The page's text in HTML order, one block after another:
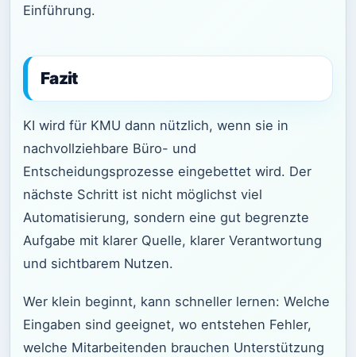
Einführung.
Fazit
KI wird für KMU dann nützlich, wenn sie in
nachvollziehbare Büro- und
Entscheidungsprozesse eingebettet wird. Der
nächste Schritt ist nicht möglichst viel
Automatisierung, sondern eine gut begrenzte
Aufgabe mit klarer Quelle, klarer Verantwortung
und sichtbarem Nutzen.
Wer klein beginnt, kann schneller lernen: Welche
Eingaben sind geeignet, wo entstehen Fehler,
welche Mitarbeitenden brauchen Unterstützung